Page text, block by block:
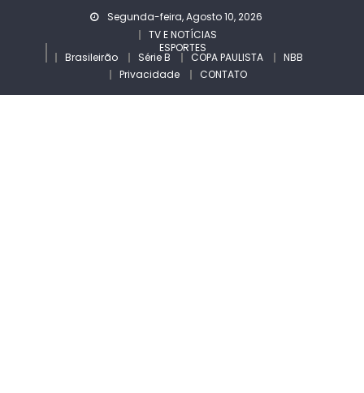
Segunda-feira, Agosto 10, 2026
TV E NOTÍCIAS
ESPORTES
Brasileirão Série B COPA PAULISTA
NBB
Privacidade
CONTATO